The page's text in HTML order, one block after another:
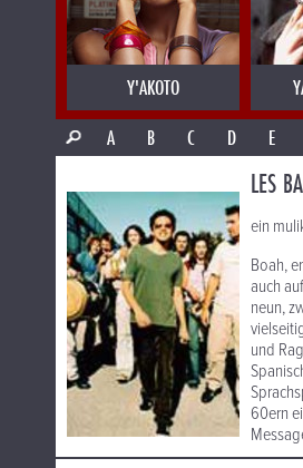
Y'AKOTO
A
B C D E
LES
ein
Boah,
auch
neun,
und
60ern